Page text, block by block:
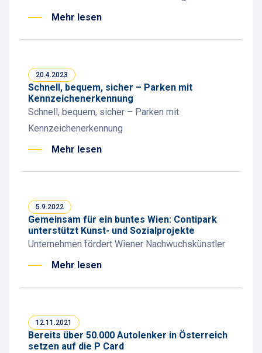
ZentrumMehr lesen
20.4.2023
Schnell, bequem, sicher – Parken mit
Kennzeichen­erkennung
Schnell, bequem, sicher – Parken mit
Kennzeichen­erkennung
Mehr lesen
5.9.2022
Gemeinsam für ein buntes Wien: Contipark
unterstützt Kunst- und Sozialprojekte
Unternehmen fördert Wiener Nachwuchskünstler
Mehr lesen
12.11.2021
Bereits über 50.000 Autolenker in Österreich
setzen auf die P Card